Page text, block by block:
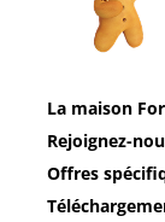
La maison
Rejoignez-
Offres